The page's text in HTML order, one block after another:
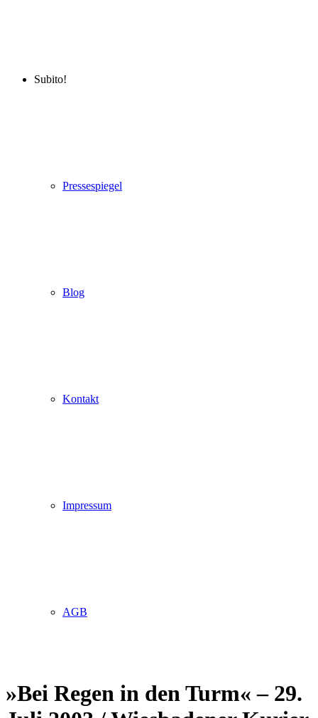
Subito!
Pressespiegel
Blog
Kontakt
Impressum
AGB
»Bei Regen in den Turm« – 29.